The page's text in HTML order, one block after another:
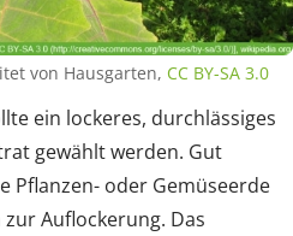
von Hausgarten, CC BY-SA 3.0
ein lockeres, durchlässiges
gewählt werden. Gut
Pflanzen- oder Gemüseerde
Auflockerung. Das